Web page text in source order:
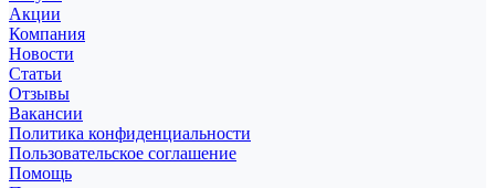
Акции
Компания
Новости
Статьи
Отзывы
Вакансии
Политика конфиденциальности
Пользовательское соглашение
Помощь